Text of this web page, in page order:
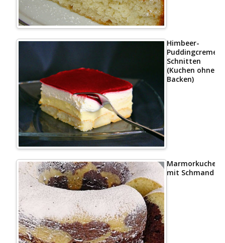
Himbeer-
Puddingcreme
Schnitten
(Kuchen ohne
Backen)
Marmorkuchen
mit Schmand